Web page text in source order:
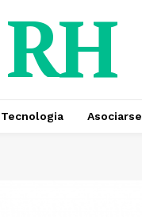
Tecnologia Asociarse